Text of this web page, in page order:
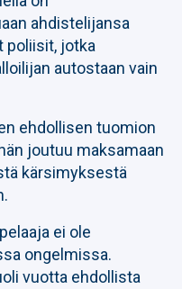
ahdistelijansa
poliisit, jotka
autostaan vain
ehdollisen tuomion
joutuu maksamaan
kärsimyksestä
ei ole
ongelmissa.
vuotta ehdollista